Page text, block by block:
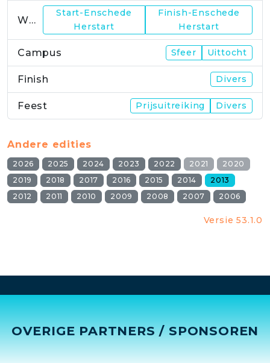
WP23
Start-Enschede
Herstart
Finish-Enschede
Herstart
Campus Sfeer Uittocht
Finish Divers
Feest Prijsuitreiking Divers
Andere edities
2026 2025 2024 2023 2022 2021
2020
2019
2018 2017 2016 2015 2014
2013
2012
2011 2010 2009 2008 2007 2006
Versie 53.1.0
OVERIGE PARTNERS / SPONSOREN